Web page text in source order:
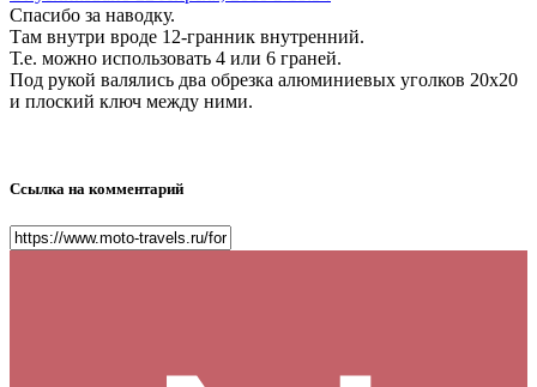
Спасибо за наводку.
Там внутри вроде 12-гранник внутренний.
Т.е. можно использовать 4 или 6 граней.
Под рукой валялись два обрезка алюминиевых уголков 20х20
и плоский ключ между ними.
Ссылка на комментарий